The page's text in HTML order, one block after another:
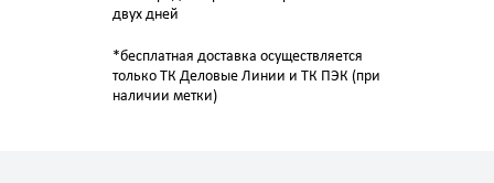
двух дней
*бесплатная доставка осуществляется
только ТК Деловые Линии и ТК ПЭК (при
наличии метки)